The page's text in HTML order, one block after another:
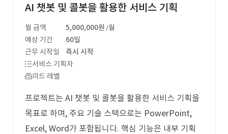
AI 챗봇 및 콜봇을 활용한 서비스 기획
월 금액 5,000,000원 /월
예상 기간
60일
근무 시작일
즉시 시작
서비스 기획자
미드 레벨
프로젝트는 AI 챗봇 및 콜봇을 활용한 서비스 기획을
목표로 하며, 주요 기술 스택으로는 PowerPoint,
Excel, Word가 포함됩니다. 핵심 기능은 내부 기획